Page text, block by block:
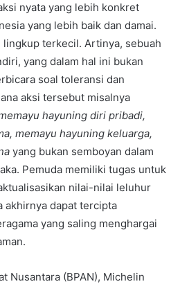
nyata yang lebih konkret
yang lebih baik dan damai.
lingkup terkecil. Artinya, sebuah
yang dalam hal ini bukan
soal toleransi dan
aksi tersebut misalnya
hayuning diri pribadi,
memayu hayuning keluarga,
yang bukan semboyan dalam
Pemuda memiliki tugas untuk
nilai-nilai leluhur
akhirnya dapat tercipta
yang saling menghargai
Nusantara (BPAN), Michelin